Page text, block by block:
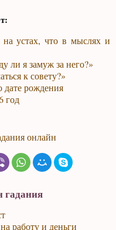
на устах, что в мыслях и
ли я замуж за него?»
к совету?»
дате рождения
год
онлайн
гадания
работу и деньги